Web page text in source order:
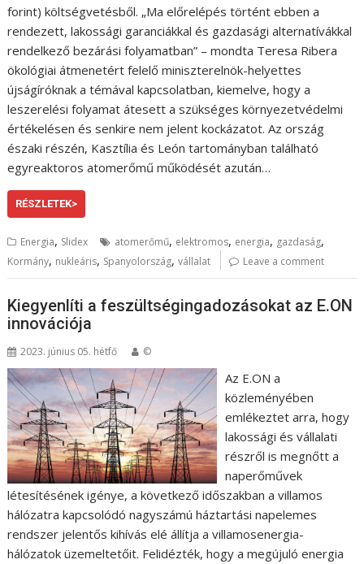
forint) költségvetésből. „Ma előrelépés történt ebben a
rendezett, lakossági garanciákkal és gazdasági alternatívákkal
rendelkező bezárási folyamatban” – mondta Teresa Ribera
ökológiai átmenetért felelő miniszterelnök-helyettes
újságíróknak a témával kapcsolatban, kiemelve, hogy a
leszerelési folyamat átesett a szükséges környezetvédelmi
értékelésen és senkire nem jelent kockázatot. Az ország
északi részén, Kasztília és León tartományban található
egyreaktoros atomerőmű működését azután…
RÉSZLETEK>
Energia, Slidex atomerőmű, elektromos, energia, gazdaság,
Kormány, nukleáris, Spanyolország,vállalat Leave a comment
Kiegyenlíti a feszültségingadozásokat az E.ON
innovációja
2023. június 05. hétfő ©
Az E.ON a
közleményében
emlékeztet arra, hogy
lakossági és vállalati
részről is megnőtt a
naperőművek
létesítésének igénye, a következő időszakban a villamos
hálózatra kapcsolódó nagyszámú háztartási napelemes
rendszer jelentős kihívás elé állítja a villamosenergia-
hálózatok üzemeltetőit. Felidézték, hogy a megújuló energia